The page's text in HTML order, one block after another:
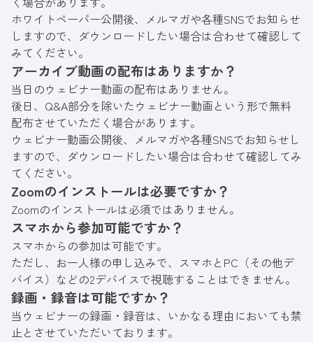
ホワイトペーパー公開後、メルマガや各種SNSでお知らせ
しますので、ダウンロードしたい場合は合わせて確認して
みてください。
アーカイブ動画の配布はありますか？
当日のウェビナー動画の配布はありません。
後日、Q&A部分を除いたウェビナー動画という形で無料
配布させていただく場合があります。
ウェビナー動画公開後、メルマガや各種SNSでお知らせし
ますので、ダウンロードしたい場合は合わせて確認してみ
てください。
Zoomのインストールは必要ですか？
Zoomのインストールは必須ではありません。
スマホから参加可能ですか？
スマホからの参加は可能です。
ただし、お一人様の申し込みで、スマホとPC（その他デ
バイス）などの2デバイスで視聴することはできません。
録画・録音は可能ですか？
当ウェビナーの録画・録音は、いかなる理由においても禁
止とさせていただいております。